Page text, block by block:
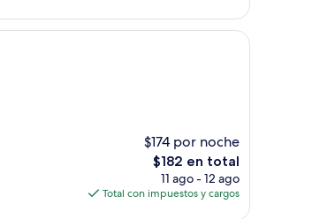
de
$174 por noche
El
precio
actual
$182 en total
11 ago - 12 ago
Total con impuestos y cargos